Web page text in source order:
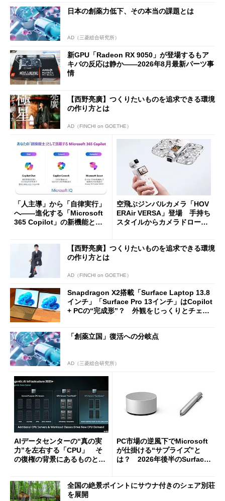
日本の創薬力低下、その本当の課題とは
AD（三菱総合研究所）
新GPU「Radeon RX 9050」が登場するもア
キバの反応は静か――2026年8月最新パーツ事
情
【西野亮廣】つくりたいものを追求できる環境
の作り方とは
AD（FINCHI on GOETHE）
「人主導」から「自律実行」
へ――進化する「Microsoft
365 Copilot」の新機能とエ
空飛ぶジンバルカメラ「HOV
ERAir VERSA」登場 手持ち
スタイルからカメラドローン
【西野亮廣】つくりたいものを追求できる環境
の作り方とは
AD（FINCHI on GOETHE）
Snapdragon X2搭載「Surface Laptop 13.8
インチ」「Surface Pro 13インチ」はCopilot
+ PCの“完成形”？ 外観をじっくりとチェッ
「創薬立国」復活への分岐点
AD（三菱総合研究所）
AIデータセンターの“真の実
力”を左右する「CPU」 そ
の復権の背景にあるものと
PC市場の逆風下でMicrosoft
が仕掛ける“サプライズ”と
は？ 2026年後半のSurface
全国の絶景ポイントにサウナ付きのシェア別荘
を展開